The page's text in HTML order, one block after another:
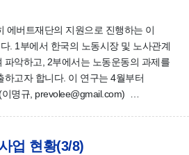
에버트재단의 지원으로 진행하는 이
. 1부에서 한국의 노동시장 및 노사관계
파악하고, 2부에서는 노동운동의 과제를
고자 합니다. 이 연구는 4월부터
명규, prevolee@gmail.com) …
업 현황(3/8)